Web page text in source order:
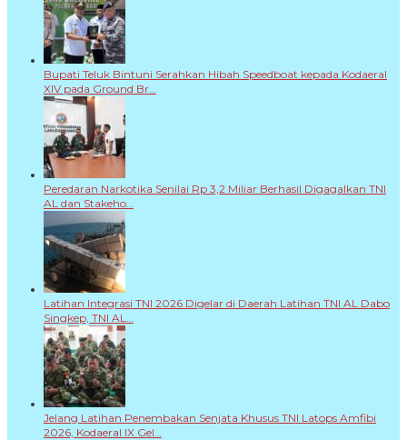
Bupati Teluk Bintuni Serahkan Hibah Speedboat kepada Kodaeral
XIV pada Ground Br…
Peredaran Narkotika Senilai Rp 3,2 Miliar Berhasil Digagalkan TNI
AL dan Stakeho…
Latihan Integrasi TNI 2026 Digelar di Daerah Latihan TNI AL Dabo
Singkep, TNI AL…
Jelang Latihan Penembakan Senjata Khusus TNI Latops Amfibi
2026, Kodaeral IX Gel…